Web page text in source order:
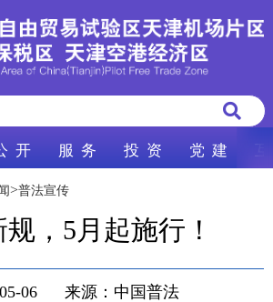
开 服 务 投 资 党 建
>普法宣传
，5月起施行！
06 来源：中国普法